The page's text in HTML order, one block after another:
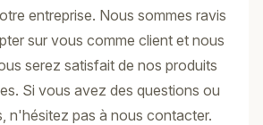
entreprise. Nous sommes ravis
sur vous comme client et nous
serez satisfait de nos produits
Si vous avez des questions ou
n'hésitez pas à nous contacter.